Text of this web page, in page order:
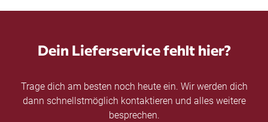
Dein Lieferservice fehlt hier?
Trage dich am besten noch heute ein. Wir werden dich
dann schnellstmöglich kontaktieren und alles weitere
besprechen.